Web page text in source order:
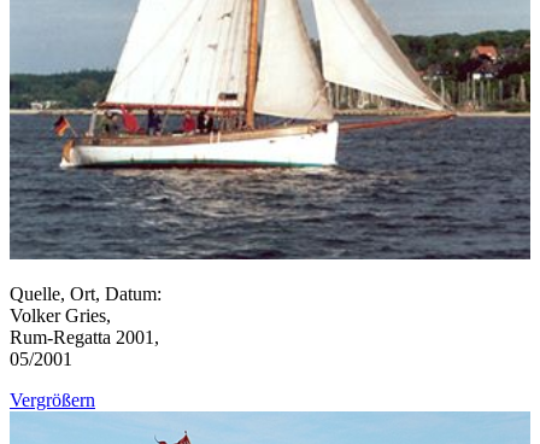
Quelle, Ort, Datum:
Volker Gries,
Rum-Regatta 2001,
05/2001
Vergrößern